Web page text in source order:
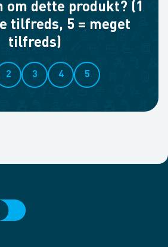
om dette produkt? (1
tilfreds, 5 = meget
tilfreds)
2 3 4 5